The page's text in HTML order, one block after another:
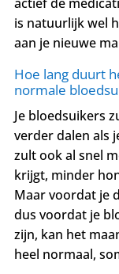
is natuurlijk wel
aan je nieuwe
Hoe lang duurt
normale
Je bloedsuikers
verder dalen als
zult ook al snel
krijgt, minder
Maar voordat je
dus voordat je
zijn, kan het
heel normaal,